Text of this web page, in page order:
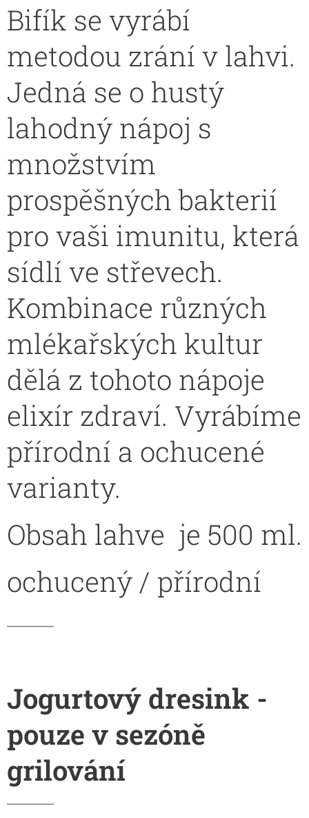
Bifík se vyrábí
metodou zrání v lahvi.
Jedná se o hustý
lahodný nápoj s
množstvím
prospěšných bakterií
pro vaši imunitu, která
sídlí ve střevech.
Kombinace různých
mlékařských kultur
dělá z tohoto nápoje
elixír zdraví. Vyrábíme
přírodní a ochucené
varianty.
Obsah lahve je 500 ml.
ochucený / přírodní
Jogurtový dresink -
pouze v sezóně
grilování